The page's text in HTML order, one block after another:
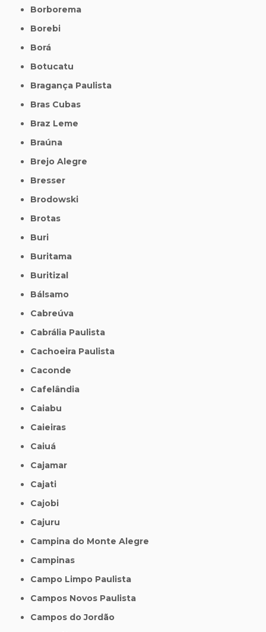
Borborema
Borebi
Borá
Botucatu
Bragança Paulista
Bras Cubas
Braz Leme
Braúna
Brejo Alegre
Bresser
Brodowski
Brotas
Buri
Buritama
Buritizal
Bálsamo
Cabreúva
Cabrália Paulista
Cachoeira Paulista
Caconde
Cafelândia
Caiabu
Caieiras
Caiuá
Cajamar
Cajati
Cajobi
Cajuru
Campina do Monte Alegre
Campinas
Campo Limpo Paulista
Campos Novos Paulista
Campos do Jordão